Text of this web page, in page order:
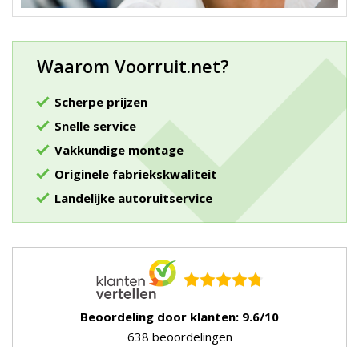
Waarom Voorruit.net?
Scherpe prijzen
Snelle service
Vakkundige montage
Originele fabriekskwaliteit
Landelijke autoruitservice
Beoordeling door klanten: 9.6/10
638 beoordelingen